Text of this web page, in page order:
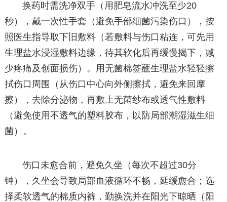
换药时需洗净双手（用肥皂流水冲洗至少20
秒），戴一次性手套（避免手部细菌污染伤口），按
照医生指导取下旧敷料（若敷料与伤口粘连，可先用
生理盐水浸湿敷料边缘，待其软化后再缓慢揭下，减
少疼痛及创面损伤）。用无菌棉签蘸生理盐水轻轻擦
拭伤口周围（从伤口中心向外侧擦拭，避免来回摩
擦），去除分泌物，再敷上无菌纱布或透气性敷料
（避免使用不透气的塑料胶布，以防局部潮湿滋生细
菌）。
伤口未愈合前，避免久坐（每次不超过30分
钟），久坐会导致局部血液循环不畅，延缓愈合；选
择柔软透气的棉质内裤，勤换洗并在阳光下晾晒（阳